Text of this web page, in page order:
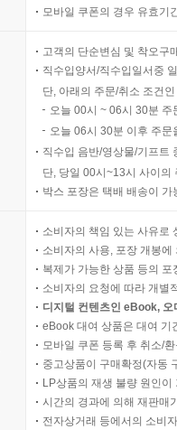
모바일 쿠폰의 경우 유효기
고객의 단순변심 및 착오구
직수입양서/직수입일서중
단, 아래의 주문/취소 조건
오늘 00시 ~ 06시 30분
오늘 06시 30분 이후 주
직수입 음반/영상물/기프트
단, 당일 00시~13시 사이의
박스 포장은 택배 배송이
소비자의 책임 있는 사유로
소비자의 사용, 포장 개봉
복제가 가능한 상품 등의
소비자의 요청에 따라 개별
디지털 컨텐츠인 eBook,
eBook 대여 상품은 대여 기
모바일 쿠폰 등록 후 취소/
중고상품이 구매확정(자동
LP상품의 재생 불량 원인
시간의 경과에 의해 재판매
전자상거래 등에서의 소비